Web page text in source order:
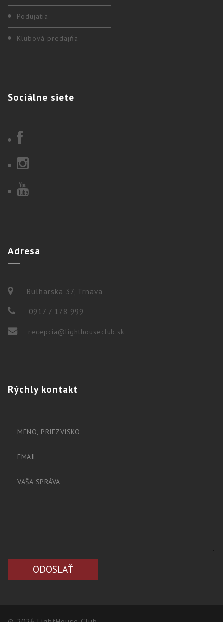
Podujatia
Klubová predajňa
Sociálne siete
Adresa
Bulharska 37, Trnava
0917 / 178 999
recepcia@lighthouseclub.sk
Rýchlykontakt